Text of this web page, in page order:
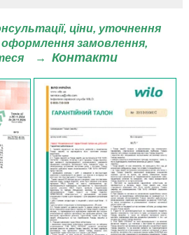
ціни, уточнення
оформлення замовлення,
→ Контакти